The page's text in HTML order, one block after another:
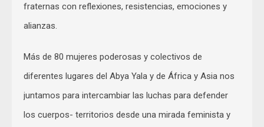
fraternas con reflexiones, resistencias, emociones y
alianzas.
Más de 80 mujeres poderosas y colectivos de
diferentes lugares del Abya Yala y de África y Asia nos
juntamos para intercambiar las luchas para defender
los cuerpos- territorios desde una mirada feminista y